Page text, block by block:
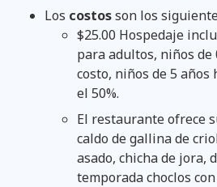
Los costosson los
$25.00 Hospedaje
para adultos, niños de
costo, niños de 5 años
el 50%.
El restaurante ofrece
caldo de gallina de
asado, chicha de jora,
temporada choclos